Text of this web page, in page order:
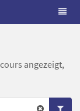
angezeigt,